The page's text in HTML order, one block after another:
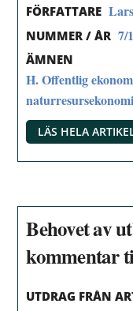
FÖRFATTARE
NUMMER / ÅR 7/
ÄMNEN
H. Offentlig
naturresursekonomi
LÄS HELA
Behovet av
kommentar
UTDRAG FRÅN